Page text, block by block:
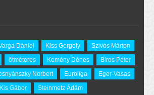
Dániel Kiss Gergely
Szivós Márton
ötméteres Kemény Dénes
Biros Péter
Norbert Euroliga
Eger-Vasas
Kis Gábor
Steinmetz Ádám